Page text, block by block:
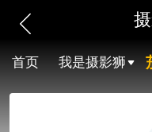
首页 我是摄影狮